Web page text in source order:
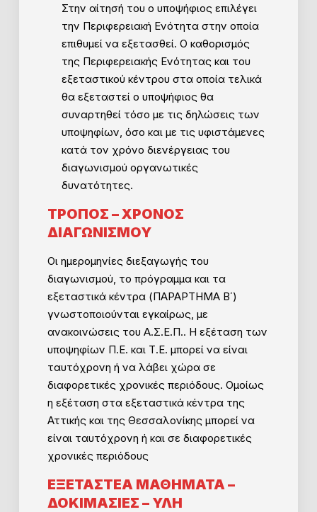
Στην αίτησή του ο υποψήφιος επιλέγει
την Περιφερειακή Ενότητα στην οποία
επιθυμεί να εξετασθεί. Ο καθορισμός
της Περιφερειακής Ενότητας και του
εξεταστικού κέντρου στα οποία τελικά
θα εξεταστεί ο υποψήφιος θα
συναρτηθεί τόσο με τις δηλώσεις των
υποψηφίων, όσο και με τις υφιστάμενες
κατά τον χρόνο διενέργειας του
διαγωνισμού οργανωτικές
δυνατότητες.
ΤΡΟΠΟΣ – ΧΡΟΝΟΣ
ΔΙΑΓΩΝΙΣΜΟΥ
Οι ημερομηνίες διεξαγωγής του
διαγωνισμού, το πρόγραμμα και τα
εξεταστικά κέντρα (ΠΑΡΑΡΤΗΜΑ Β΄)
γνωστοποιούνται εγκαίρως, με
ανακοινώσεις του Α.Σ.Ε.Π.. Η εξέταση των
υποψηφίων Π.Ε. και Τ.Ε. μπορεί να είναι
ταυτόχρονη ή να λάβει χώρα σε
διαφορετικές χρονικές περιόδους. Ομοίως
η εξέταση στα εξεταστικά κέντρα της
Αττικής και της Θεσσαλονίκης μπορεί να
είναι ταυτόχρονη ή και σε διαφορετικές
χρονικές περιόδους
ΕΞΕΤΑΣΤΕΑ ΜΑΘΗΜΑΤΑ –
ΔΟΚΙΜΑΣΙΕΣ – ΥΛΗ